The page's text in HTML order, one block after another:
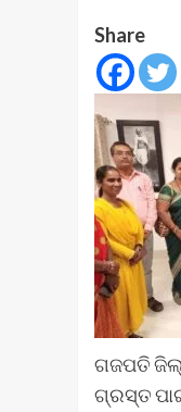
Share
ଗଜପତି
ଗ୍ରସ୍ତ